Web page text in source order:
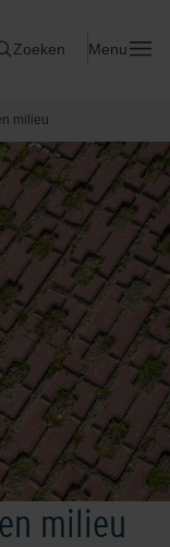
Zoeken Menu
milieu
milieu